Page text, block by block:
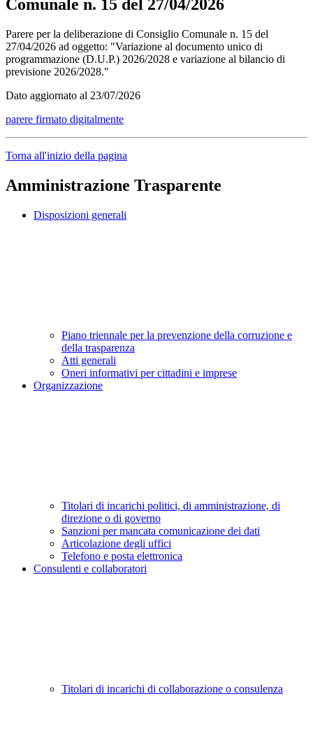
Comunale n. 15 del 27/04/2026
Parere per la deliberazione di Consiglio Comunale n. 15 del
27/04/2026 ad oggetto: "Variazione al documento unico di
programmazione (D.U.P.) 2026/2028 e variazione al bilancio di
previsione 2026/2028."
Dato aggiornato al 23/07/2026
parere firmato digitalmente
Torna all'inizio della pagina
Amministrazione Trasparente
Disposizioni generali
Piano triennale per la prevenzione della corruzione e
della trasparenza
Atti generali
Oneri informativi per cittadini e imprese
Organizzazione
Titolari di incarichi politici, di amministrazione, di
direzione o di governo
Sanzioni per mancata comunicazione dei dati
Articolazione degli uffici
Telefono e posta elettronica
Consulenti e collaboratori
Titolari di incarichi di collaborazione o consulenza